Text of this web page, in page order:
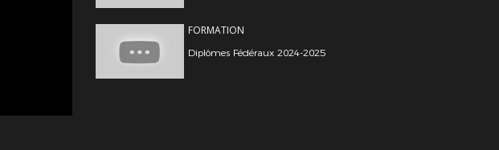
FORMATION
Diplômes Fédéraux 2024-2025